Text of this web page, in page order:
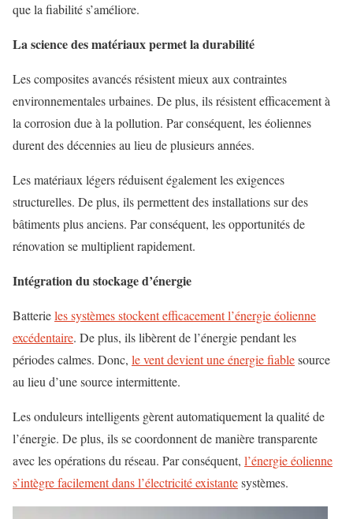
que la fiabilité s’améliore.
La science des matériaux permet la durabilité
Les composites avancés résistent mieux aux contraintes
environnementales urbaines. De plus, ils résistent efficacement à
la corrosion due à la pollution. Par conséquent, les éoliennes
durent des décennies au lieu de plusieurs années.
Les matériaux légers réduisent également les exigences
structurelles. De plus, ils permettent des installations sur des
bâtiments plus anciens. Par conséquent, les opportunités de
rénovation se multiplient rapidement.
Intégration du stockage d’énergie
Batterieles systèmes stockent efficacement l’énergie éolienne
excédentaire. De plus, ils libèrent de l’énergie pendant les
périodes calmes. Donc, le vent devient une énergie fiablesource
au lieu d’une source intermittente.
Les onduleurs intelligents gèrent automatiquement la qualité de
l’énergie. De plus, ils se coordonnent de manière transparente
avec les opérations du réseau. Par conséquent, l’énergie éolienne
s’intègre facilement dans l’électricité existantesystèmes.